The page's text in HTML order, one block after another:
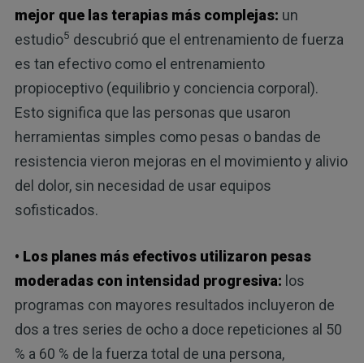
mejor que las terapias más complejas: un
estudio5 descubrió que el entrenamiento de fuerza
es tan efectivo como el entrenamiento
propioceptivo (equilibrio y conciencia corporal).
Esto significa que las personas que usaron
herramientas simples como pesas o bandas de
resistencia vieron mejoras en el movimiento y alivio
del dolor, sin necesidad de usar equipos
sofisticados.
• Los planes más efectivos utilizaron pesas
moderadas con intensidad progresiva: los
programas con mayores resultados incluyeron de
dos a tres series de ocho a doce repeticiones al 50
% a 60 % de la fuerza total de una persona,